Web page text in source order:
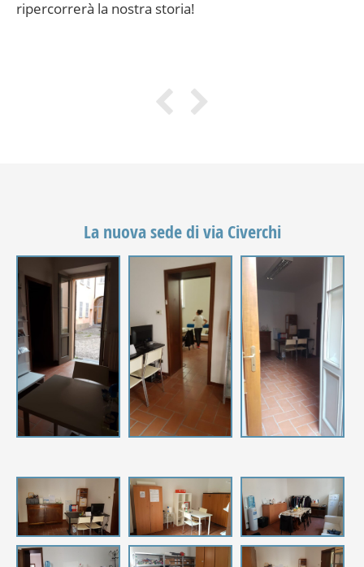
ripercorrerà la nostra storia!
La nuova sede di via Civerchi